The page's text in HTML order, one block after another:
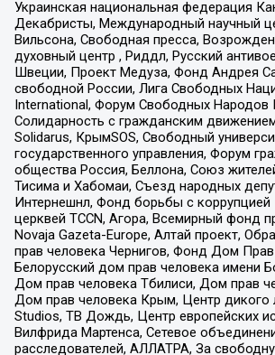
Украинская национальная федерация
Декабристы, Международный научный
Вильсона, Свободная пресса,
духовный центр , Риддл, Русский
Швеции, Проект Медуза, Фонд Андрея
свободной России, Лига Свободных
International, Форум Свободных Народов
Солидарность с гражданским
Solidarus, КрымSOS, Свободный
государственного управления, Форум
общества Россия, Беллона, Союз
Тисима и Хабомаи, Съезд народных
Интернешнл, Фонд борьбы с коррупцией
церквей TCCN, Агора, Всемирный фонд
Novaja Gazeta-Europe, Алтай проект,
прав человека Чернигов, Фонд Дом
Белорусский дом прав человека имени
Дом прав человека Тбилиси, Дом прав
Дом прав человека Крым, Центр дикого
Studios, ТВ Дождь, Центр европейских
Вилфрида Мартенса, Сетевое
расследователей, АЛЛАТРА, За